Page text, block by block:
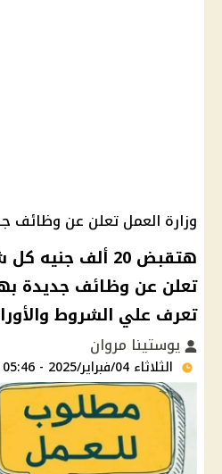
وزارة العمل تعلن عن وظائف
هتقبض 20 ألف
تعلن عن وظائف جديدة
تعرف علي الشروط
يوستينا مروان
الثلاثاء 04/فبراير/2025 - 05:46 م